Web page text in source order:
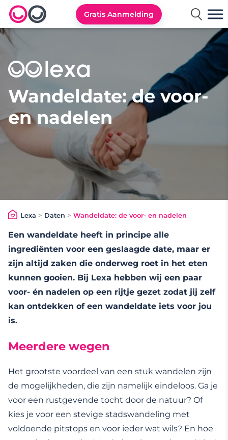
Lexa logo
Gratis Aanmelding
Wandeldate: de voor-
en nadelen
Lexa > Daten > Wandeldate: de voor- en nadelen
Een wandeldate heeft in principe alle
ingrediënten voor een geslaagde date, maar er
zijn altijd zaken die onderweg roet in het eten
kunnen gooien. Bij Lexa hebben wij een paar
voor- én nadelen op een rijtje gezet zodat jij zelf
kan ontdekken of een wandeldate iets voor jou
is.
Meerdere wegen
Het grootste voordeel van een stuk wandelen zijn
de mogelijkheden, die zijn namelijk eindeloos. Ga je
voor een rustgevende tocht door de natuur? Of
kies je voor een stevige stadswandeling met
voldoende pitstops en voor ieder wat wils? En hoe